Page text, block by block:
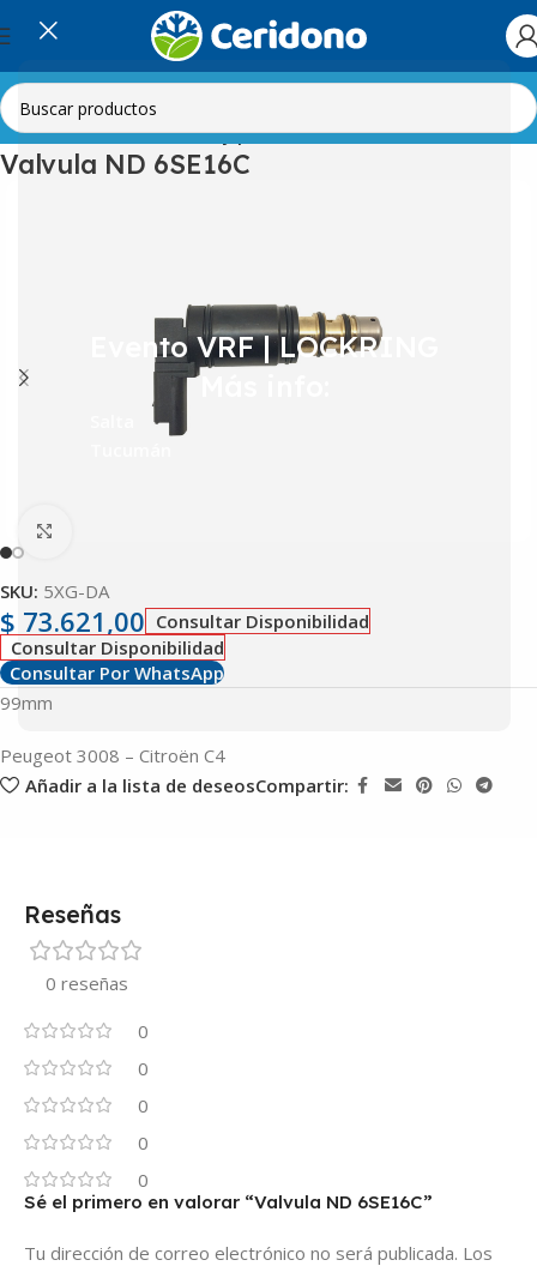
Evento VRF | LOCKRING
Más info:
Inicio Automotor Válvulas y presostatos
Valvula ND 6SE16C
SKU: 5XG-DA
$ 73.621,00 Consultar Disponibilidad
Consultar Disponibilidad
Consultar Por WhatsApp
99mm
Peugeot 3008 – Citroën C4
Añadir a la lista de deseosCompartir:
Reseñas
0 reseñas
0
0
0
0
0
Sé el primero en valorar “Valvula ND 6SE16C”
Tu dirección de correo electrónico no será publicada. Los